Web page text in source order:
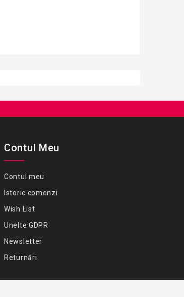
Contul Meu
Contul meu
Istoric comenzi
Wish List
Unelte GDPR
Newsletter
Returnări